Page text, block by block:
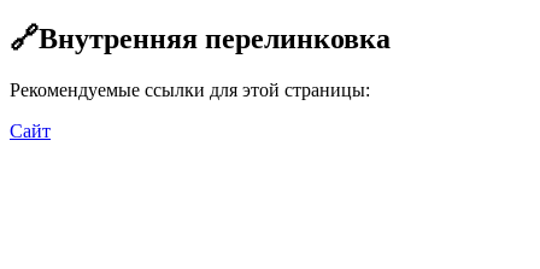
🔗Внутренняя перелинковка
Рекомендуемые ссылки для этой страницы:
Сайт